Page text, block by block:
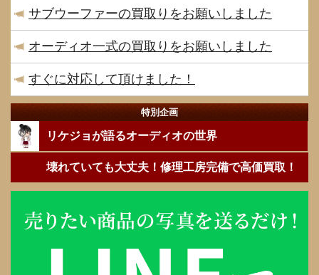
サブウーファーの買取りをお願いしました
オーディオ一式の買取りをお願いしました
すぐに対応して頂けました！
特別企画
リケジョが語るオーディオの世界
壊れていても大丈夫！修理工房完備で高価買取！